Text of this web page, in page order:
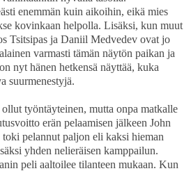
enemmän kuin aikoihin, eikä mies
kovinkaan helpolla. Lisäksi, kun muut
Tsitsipas ja Daniil Medvedev ovat jo
varmasti tämän näytön paikan ja
nyt hänen hetkensä näyttää, kuka
suurmenestyjä.
työntäyteinen, mutta onpa matkalle
erän pelaamisen jälkeen John
pelannut paljon eli kaksi hieman
yhden nelieräisen kamppailun.
peli aaltoilee tilanteen mukaan. Kun